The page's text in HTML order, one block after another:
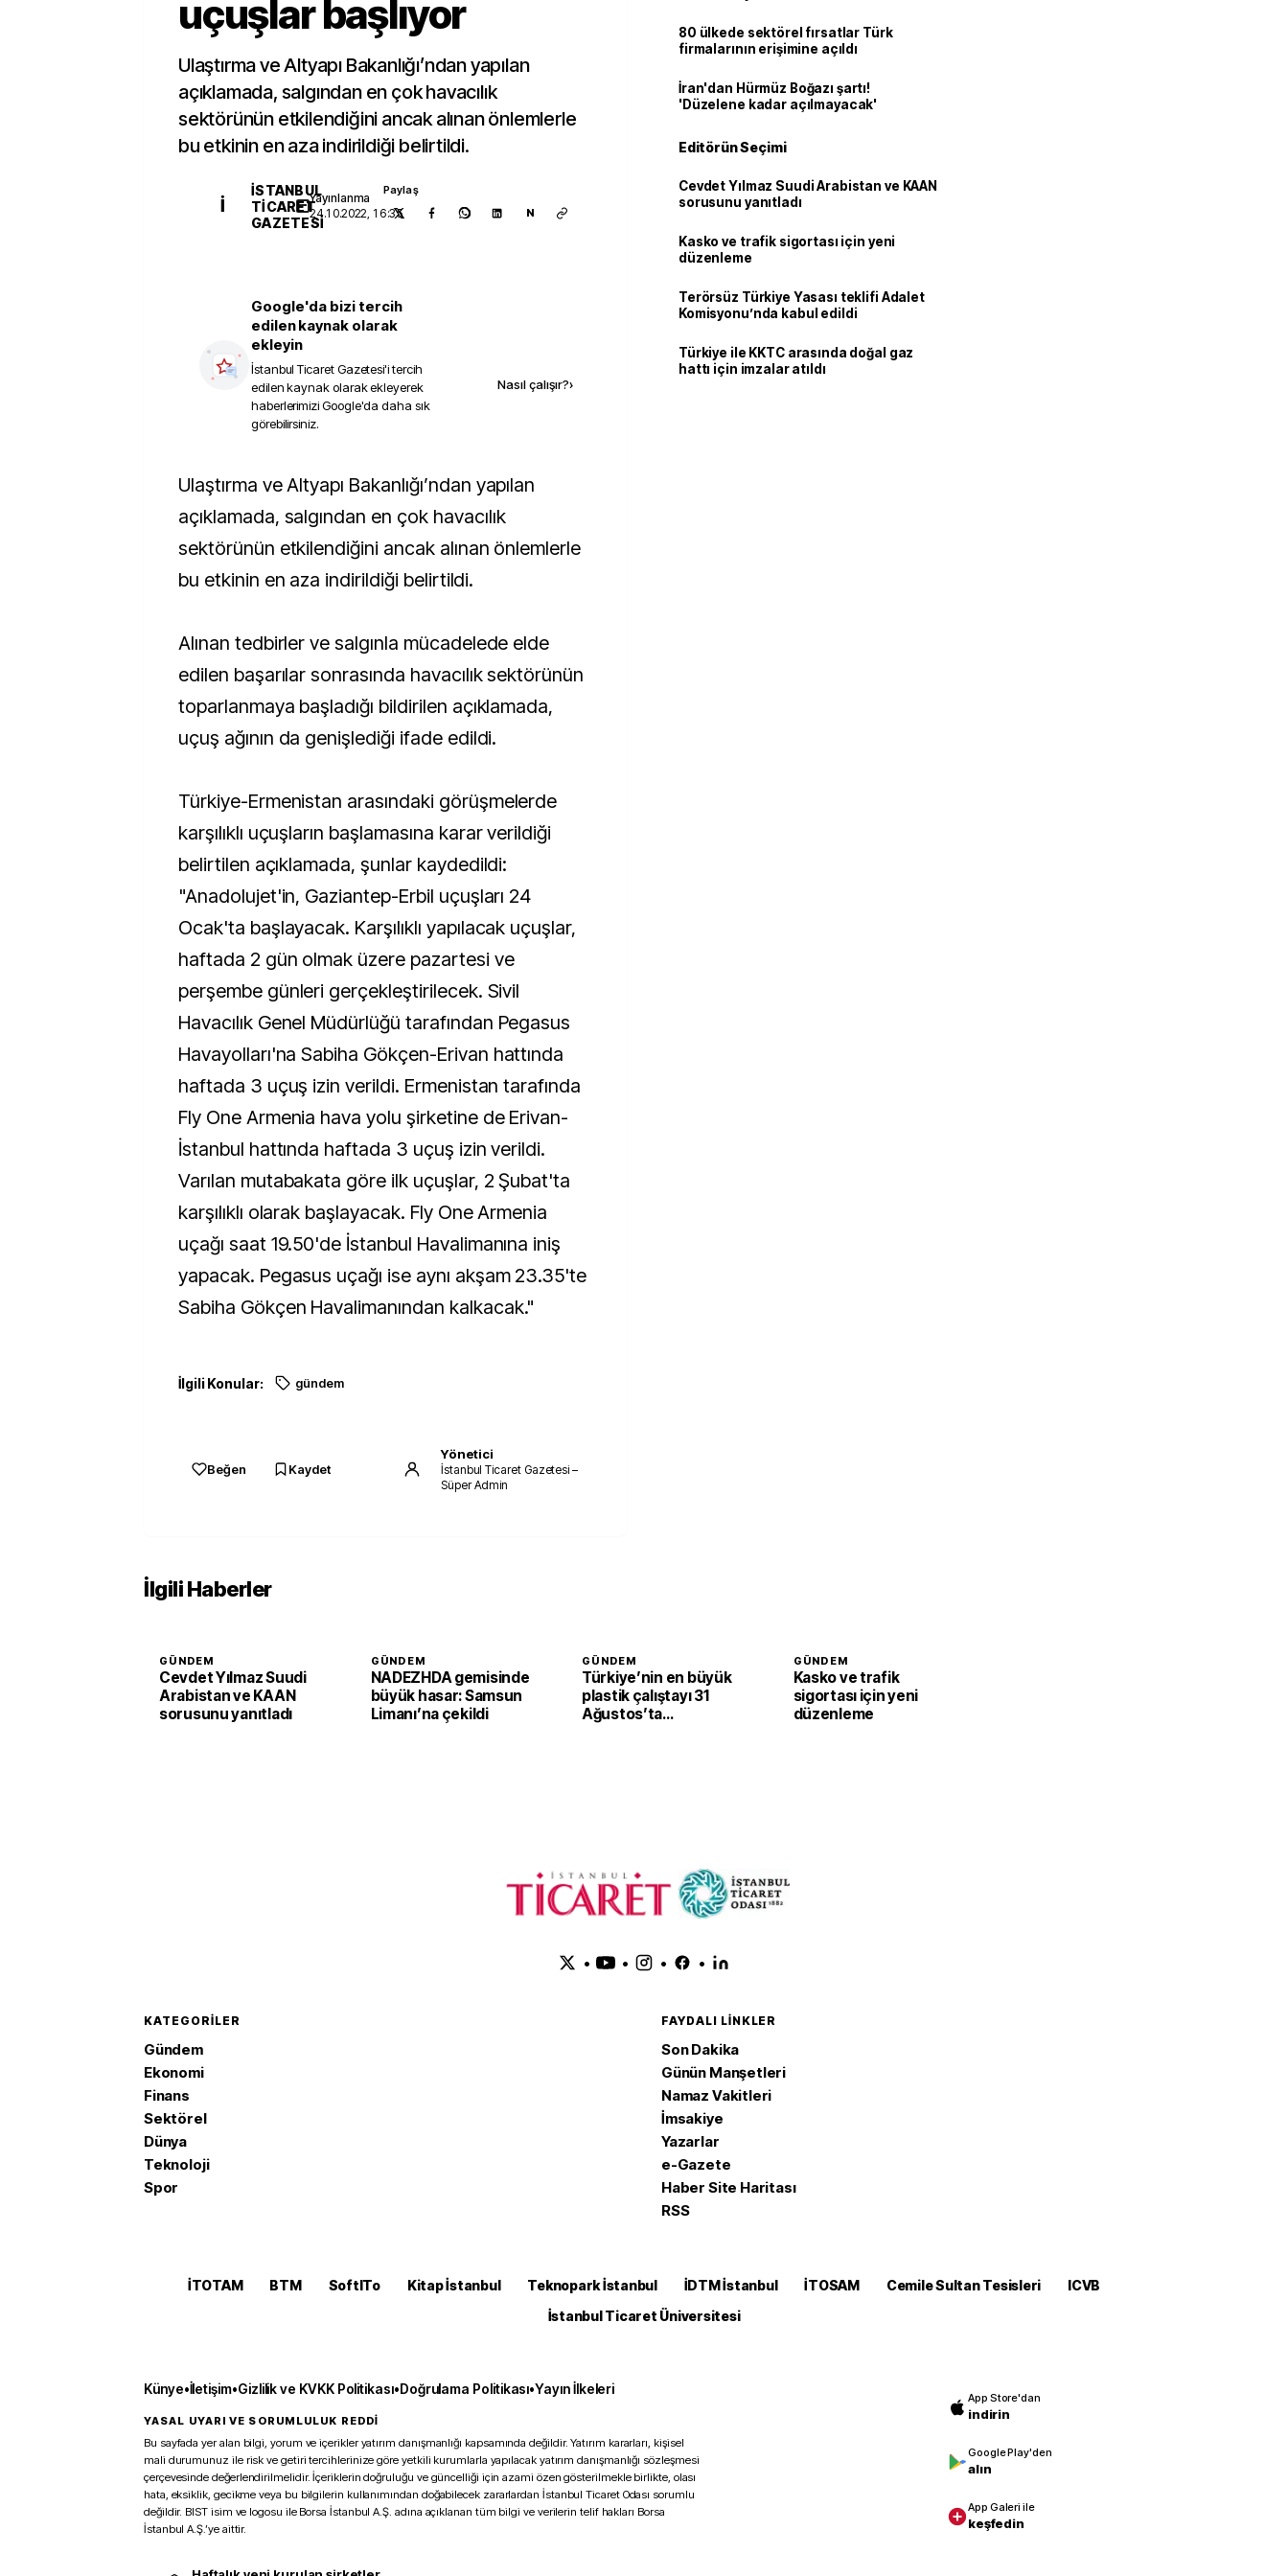
uçuşlar başlıyor
Ulaştırma ve Altyapı Bakanlığı’ndan yapılan
açıklamada, salgından en çok havacılık
sektörünün etkilendiğini ancak alınan önlemlerle
bu etkinin en aza indirildiği belirtildi.
İ
İSTANBUL
TICARET
GAZETESI
Yayınlanma
24.10.2022, 16:35
Paylaş
N
Google'da bizi tercih
edilen kaynak olarak
ekleyin
İstanbul Ticaret Gazetesi'i tercih
edilen kaynak olarak ekleyerek
haberlerimizi Google'da daha sık
görebilirsiniz.
Nasıl çalışır?›
Ulaştırma ve Altyapı Bakanlığı’ndan yapılan
açıklamada, salgından en çok havacılık
sektörünün etkilendiğini ancak alınan önlemlerle
bu etkinin en aza indirildiği belirtildi.
Alınan tedbirler ve salgınla mücadelede elde
edilen başarılar sonrasında havacılık sektörünün
toparlanmaya başladığı bildirilen açıklamada,
uçuş ağının da genişlediği ifade edildi.
Türkiye-Ermenistan arasındaki görüşmelerde
karşılıklı uçuşların başlamasına karar verildiği
belirtilen açıklamada, şunlar kaydedildi:
"Anadolujet'in, Gaziantep-Erbil uçuşları 24
Ocak'ta başlayacak. Karşılıklı yapılacak uçuşlar,
haftada 2 gün olmak üzere pazartesi ve
perşembe günleri gerçekleştirilecek. Sivil
Havacılık Genel Müdürlüğü tarafından Pegasus
Havayolları'na Sabiha Gökçen-Erivan hattında
haftada 3 uçuş izin verildi. Ermenistan tarafında
Fly One Armenia hava yolu şirketine de Erivan-
İstanbul hattında haftada 3 uçuş izin verildi.
Varılan mutabakata göre ilk uçuşlar, 2 Şubat'ta
karşılıklı olarak başlayacak. Fly One Armenia
uçağı saat 19.50'de İstanbul Havalimanına iniş
yapacak. Pegasus uçağı ise aynı akşam 23.35'te
Sabiha Gökçen Havalimanından kalkacak."
İlgili Konular: gündem
Beğen Kaydet
Yönetici
İstanbul Ticaret Gazetesi –
Süper Admin
80 ülkede sektörel fırsatlar Türk
firmalarının erişimine açıldı
İran'dan Hürmüz Boğazı şartı!
'Düzelene kadar açılmayacak'
Editörün Seçimi
Cevdet Yılmaz Suudi Arabistan ve KAAN
sorusunu yanıtladı
Kasko ve trafik sigortası için yeni
düzenleme
Terörsüz Türkiye Yasası teklifi Adalet
Komisyonu’nda kabul edildi
Türkiye ile KKTC arasında doğal gaz
hattı için imzalar atıldı
İlgili Haberler
GÜNDEM
Cevdet Yılmaz Suudi
Arabistan ve KAAN
sorusunu yanıtladı
GÜNDEM
NADEZHDA gemisinde
büyük hasar: Samsun
Limanı’na çekildi
GÜNDEM
Türkiye’nin en büyük
plastik çalıştayı 31
Ağustos’ta
GÜNDEM
Kasko ve trafik
sigortası için yeni
düzenleme
• • • •
KATEGORILER
Gündem
Ekonomi
Finans
Sektörel
Dünya
Teknoloji
Spor
FAYDALI LINKLER
Son Dakika
Günün Manşetleri
Namaz Vakitleri
İmsakiye
Yazarlar
e-Gazete
Haber Site Haritası
RSS
İTOTAM BTM SoftITo Kitap İstanbul Teknopark İstanbul İDTM İstanbul İTOSAM Cemile Sultan Tesisleri
ICVB
İstanbul Ticaret Üniversitesi
Künye•İletişim•Gizlilik ve KVKK Politikası•Doğrulama Politikası•Yayın İlkeleri
YASAL UYARI VE SORUMLULUK REDDİ
Bu sayfada yer alan bilgi, yorum ve içerikler yatırım danışmanlığı kapsamında değildir. Yatırım kararları, kişisel
mali durumunuz ile risk ve getiri tercihlerinize göre yetkili kurumlarla yapılacak yatırım danışmanlığı sözleşmesi
çerçevesinde değerlendirilmelidir. İçeriklerin doğruluğu ve güncelliği için azami özen gösterilmekle birlikte, olası
hata, eksiklik, gecikme veya bu bilgilerin kullanımından doğabilecek zararlardan İstanbul Ticaret Odası sorumlu
değildir. BIST isim ve logosu ile Borsa İstanbul A.Ş. adına açıklanan tüm bilgi ve verilerin telif hakları Borsa
İstanbul A.Ş.’ye aittir.
App Store'dan
indirin
Google Play'den
alın
App Galeri ile
keşfedin